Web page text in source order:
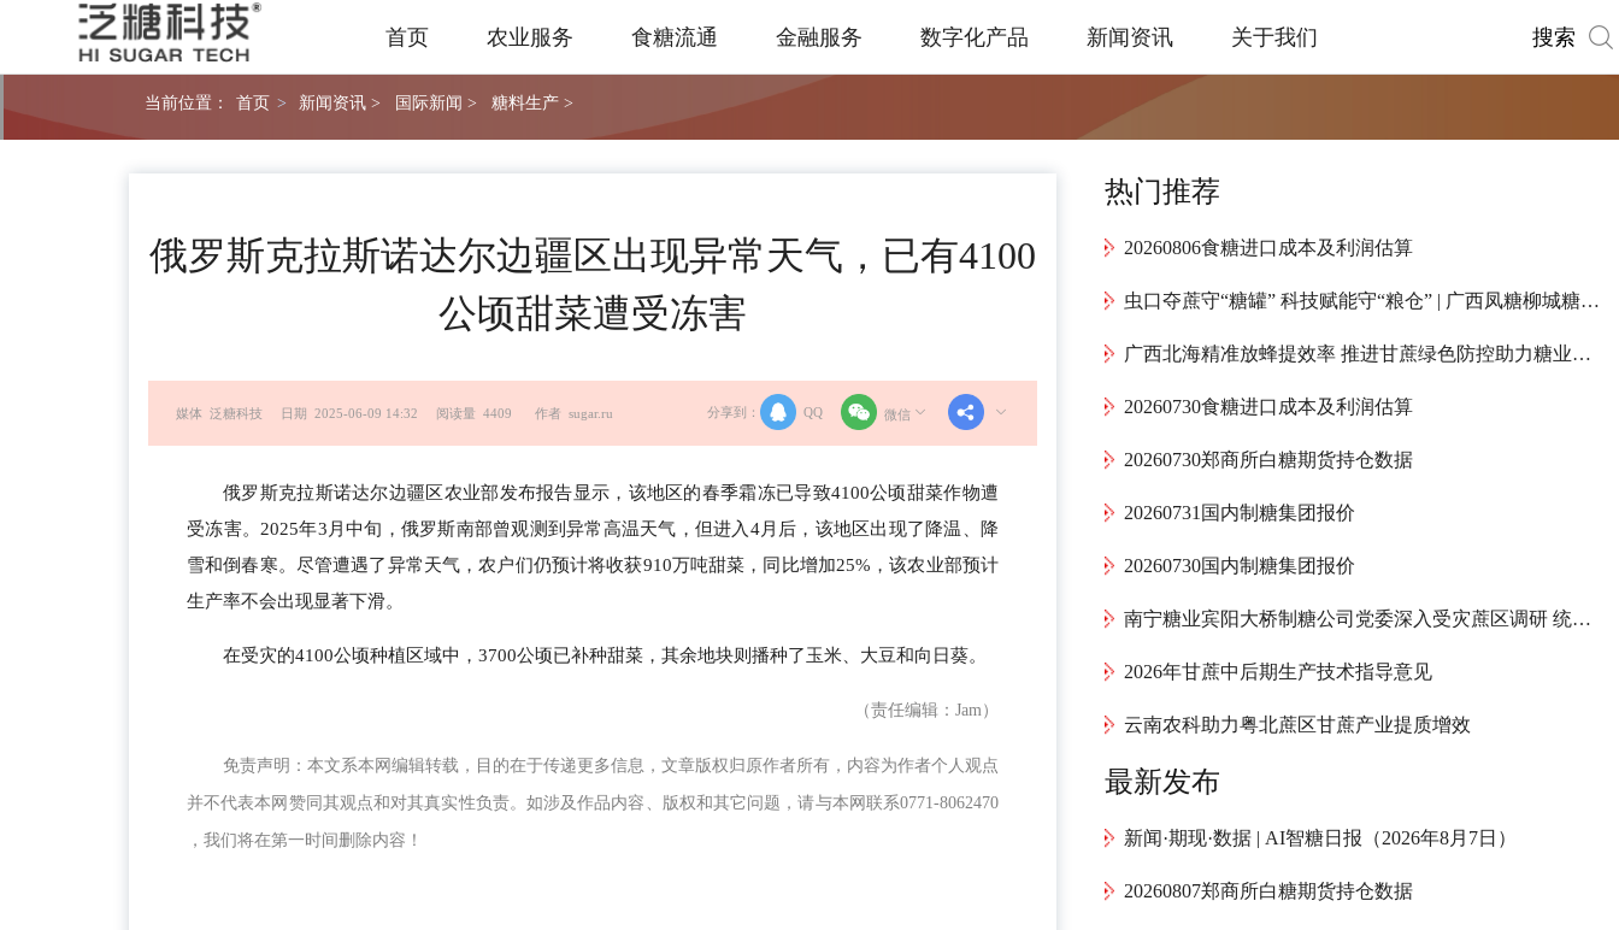
首页 农业服务 食糖流通 金融服务 数字化产品 新闻资讯 关于我们 搜索
当前位置： 首页 > 新闻资讯 > 国际新闻 > 糖料生产 >
俄罗斯克拉斯诺达尔边疆区出现异常天气，已有4100
公顷甜菜遭受冻害
分享到： QQ 微信
媒体 泛糖科技 日期 2025-06-09 14:32 阅读量 4409 作者 sugar.ru
俄罗斯克拉斯诺达尔边疆区农业部发布报告显示，该地区的春季霜冻已导致4100公顷甜菜作物遭
受冻害。2025年3月中旬，俄罗斯南部曾观测到异常高温天气，但进入4月后，该地区出现了降温、降
雪和倒春寒。尽管遭遇了异常天气，农户们仍预计将收获910万吨甜菜，同比增加25%，该农业部预计
生产率不会出现显著下滑。
在受灾的4100公顷种植区域中，3700公顷已补种甜菜，其余地块则播种了玉米、大豆和向日葵。
（责任编辑：Jam）
免责声明：本文系本网编辑转载，目的在于传递更多信息，文章版权归原作者所有，内容为作者个人观点
并不代表本网赞同其观点和对其真实性负责。如涉及作品内容、版权和其它问题，请与本网联系0771-8062470
，我们将在第一时间删除内容！
热门推荐
20260806食糖进口成本及利润估算
虫口夺蔗守“糖罐” 科技赋能守“粮仓” | 广西凤糖柳城糖厂全力护航“甜蜜产业”高质量发展
广西北海精准放蜂提效率 推进甘蔗绿色防控助力糖业提质增效
20260730食糖进口成本及利润估算
20260730郑商所白糖期货持仓数据
20260731国内制糖集团报价
20260730国内制糖集团报价
南宁糖业宾阳大桥制糖公司党委深入受灾蔗区调研 统筹推进甘蔗灾后复产工作
2026年甘蔗中后期生产技术指导意见
云南农科助力粤北蔗区甘蔗产业提质增效
最新发布
新闻·期现·数据 | AI智糖日报（2026年8月7日）
20260807郑商所白糖期货持仓数据